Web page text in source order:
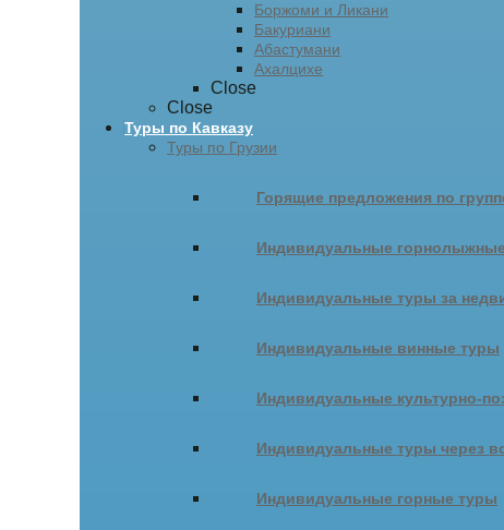
Боржоми и Ликани
Бакуриани
Абастумани
Ахалцихе
Close
Close
Туры по Кавказу
Туры по Грузии
Горящие предложения по
Индивидуальные
Индивидуальные туры за
Индивидуальные винные туры
Индивидуальные культурно-
Индивидуальные туры через
Индивидуальные горные туры